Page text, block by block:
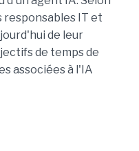
responsables IT et
de leur
de temps de
associées à l'IA